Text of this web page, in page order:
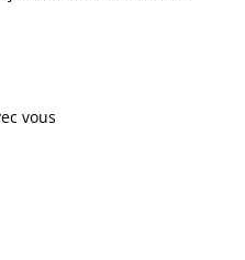
vous